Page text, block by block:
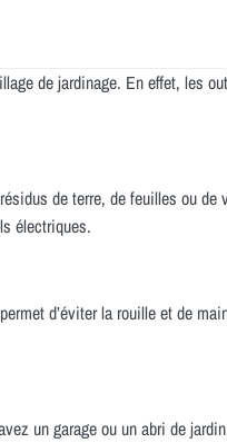
de jardinage. En effet, les
de terre, de feuilles ou
électriques.
d’éviter la rouille et de
un garage ou un abri de